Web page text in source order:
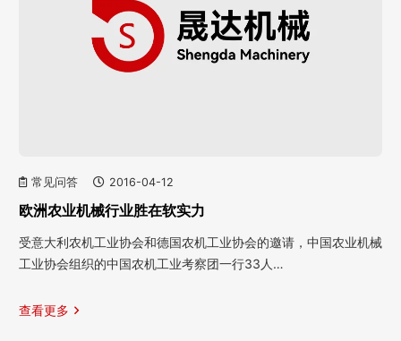
常见问答 2016-04-12
欧洲农业机械行业胜在软实力
受意大利农机工业协会和德国农机工业协会的邀请，中国农业机械
工业协会组织的中国农机工业考察团一行33人…
查看更多